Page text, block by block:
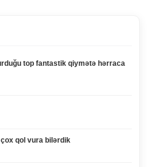
top fantastik qiymətə hərraca
qol vura bilərdik